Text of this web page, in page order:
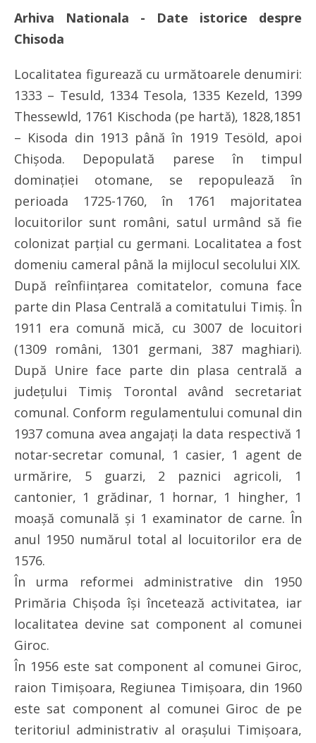
Arhiva Nationala - Date istorice despre
Chisoda
Localitatea figurează cu următoarele denumiri:
1333 – Tesuld, 1334 Tesola, 1335 Kezeld, 1399
Thessewld, 1761 Kischoda (pe hartă), 1828,1851
– Kisoda din 1913 până în 1919 Tesöld, apoi
Chişoda. Depopulată parese în timpul
dominaţiei otomane, se repopulează în
perioada 1725-1760, în 1761 majoritatea
locuitorilor sunt români, satul urmând să fie
colonizat parţial cu germani. Localitatea a fost
domeniu cameral până la mijlocul secolului XIX.
După reînfiinţarea comitatelor, comuna face
parte din Plasa Centrală a comitatului Timiş. În
1911 era comună mică, cu 3007 de locuitori
(1309 români, 1301 germani, 387 maghiari).
După Unire face parte din plasa centrală a
judeţului Timiş Torontal având secretariat
comunal. Conform regulamentului comunal din
1937 comuna avea angajaţi la data respectivă 1
notar-secretar comunal, 1 casier, 1 agent de
urmărire, 5 guarzi, 2 paznici agricoli, 1
cantonier, 1 grădinar, 1 hornar, 1 hingher, 1
moaşă comunală şi 1 examinator de carne. În
anul 1950 numărul total al locuitorilor era de
1576.
În urma reformei administrative din 1950
Primăria Chişoda îşi încetează activitatea, iar
localitatea devine sat component al comunei
Giroc.
În 1956 este sat component al comunei Giroc,
raion Timişoara, Regiunea Timişoara, din 1960
este sat component al comunei Giroc de pe
teritoriul administrativ al oraşului Timişoara,